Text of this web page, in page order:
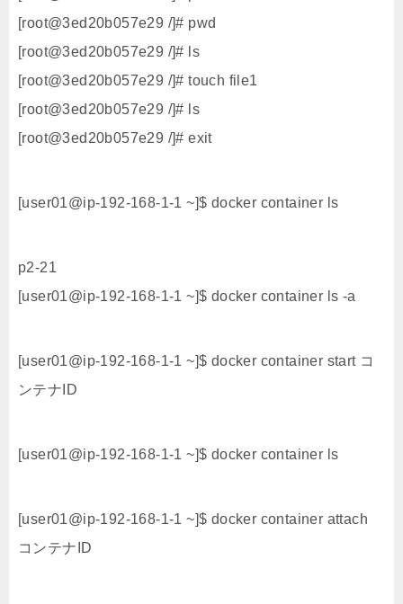
[root@3ed20b057e29 /]# pwd
[root@3ed20b057e29 /]# ls
[root@3ed20b057e29 /]# touch file1
[root@3ed20b057e29 /]# ls
[root@3ed20b057e29 /]# exit
[user01@ip-192-168-1-1 ~]$ docker container ls
p2-21
[user01@ip-192-168-1-1 ~]$ docker container ls -a
[user01@ip-192-168-1-1 ~]$ docker container start コ
ンテナID
[user01@ip-192-168-1-1 ~]$ docker container ls
[user01@ip-192-168-1-1 ~]$ docker container attach
コンテナID